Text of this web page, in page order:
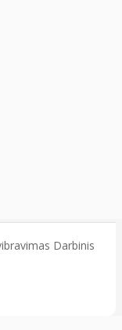
Darbinis